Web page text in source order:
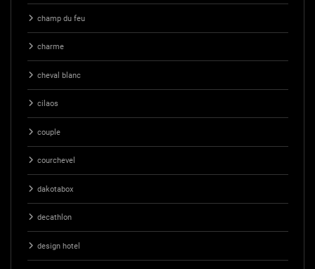
champ du feu
charme
cheval blanc
cilaos
couple
courchevel
dakotabox
decathlon
design hotel